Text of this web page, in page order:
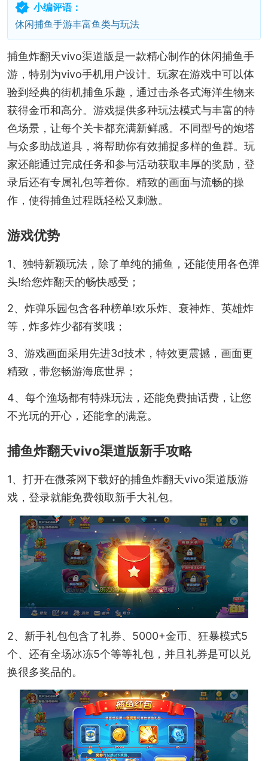
小编评语：
休闲捕鱼手游丰富鱼类与玩法
捕鱼炸翻天vivo渠道版是一款精心制作的休闲捕鱼手
游，特别为vivo手机用户设计。玩家在游戏中可以体
验到经典的街机捕鱼乐趣，通过击杀各式海洋生物来
获得金币和高分。游戏提供多种玩法模式与丰富的特
色场景，让每个关卡都充满新鲜感。不同型号的炮塔
与众多助战道具，将帮助你有效捕捉多样的鱼群。玩
家还能通过完成任务和参与活动获取丰厚的奖励，登
录后还有专属礼包等着你。精致的画面与流畅的操
作，使得捕鱼过程既轻松又刺激。
游戏优势
1、独特新颖玩法，除了单纯的捕鱼，还能使用各色弹
头!给您炸翻天的畅快感受；
2、炸弹乐园包含各种榜单!欢乐炸、衰神炸、英雄炸
等，炸多炸少都有奖哦；
3、游戏画面采用先进3d技术，特效更震撼，画面更
精致，带您畅游海底世界；
4、每个渔场都有特殊玩法，还能免费抽话费，让您
不光玩的开心，还能拿的满意。
捕鱼炸翻天vivo渠道版新手攻略
1、打开在微茶网下载好的捕鱼炸翻天vivo渠道版游
戏，登录就能免费领取新手大礼包。
2、新手礼包包含了礼券、5000+金币、狂暴模式5
个、还有全场冰冻5个等等礼包，并且礼券是可以兑
换很多奖品的。